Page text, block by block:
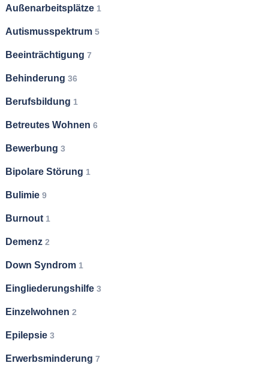
Außenarbeitsplätze 1
Autismusspektrum 5
Beeinträchtigung 7
Behinderung 36
Berufsbildung 1
Betreutes Wohnen 6
Bewerbung 3
Bipolare Störung 1
Bulimie 9
Burnout 1
Demenz 2
Down Syndrom 1
Eingliederungshilfe 3
Einzelwohnen 2
Epilepsie 3
Erwerbsminderung 7